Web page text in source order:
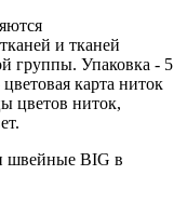
и тканей
группы. Упаковка - 5
карта ниток
цветов ниток,
швейные BIG в